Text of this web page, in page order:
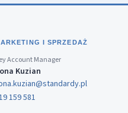
I SPRZEDAŻ
Account Manager
Kuzian
159 581